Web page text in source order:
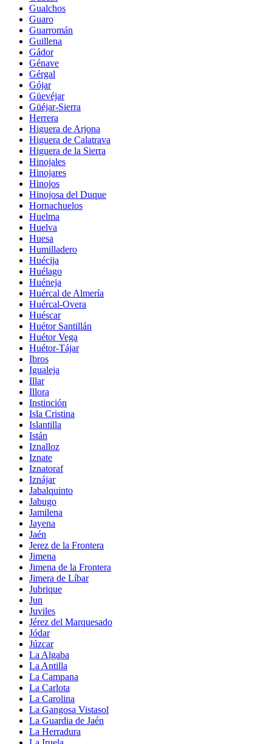
Gualchos
Guaro
Guarromán
Guillena
Gádor
Génave
Gérgal
Gójar
Güevéjar
Güéjar-Sierra
Herrera
Higuera de Arjona
Higuera de Calatrava
Higuera de la Sierra
Hinojales
Hinojares
Hinojos
Hinojosa del Duque
Hornachuelos
Huelma
Huelva
Huesa
Humilladero
Huécija
Huélago
Huéneja
Huércal de Almería
Huércal-Overa
Huéscar
Huétor Santillán
Huétor Vega
Huétor-Tájar
Ibros
Igualeja
Illar
Illora
Instinción
Isla Cristina
Islantilla
Istán
Iznalloz
Iznate
Iznatoraf
Iznájar
Jabalquinto
Jabugo
Jamilena
Jayena
Jaén
Jerez de la Frontera
Jimena
Jimena de la Frontera
Jimera de Líbar
Jubrique
Jun
Juviles
Jérez del Marquesado
Jódar
Júzcar
La Algaba
La Antilla
La Campana
La Carlota
La Carolina
La Gangosa Vistasol
La Guardia de Jaén
La Herradura